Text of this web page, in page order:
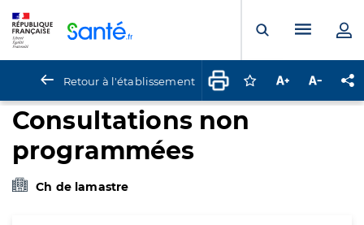
Ouvrir laMenu
Retour à l'établissement Connectez-vous
Augmenter la
Consultations non
programmées
Ch de lamastre